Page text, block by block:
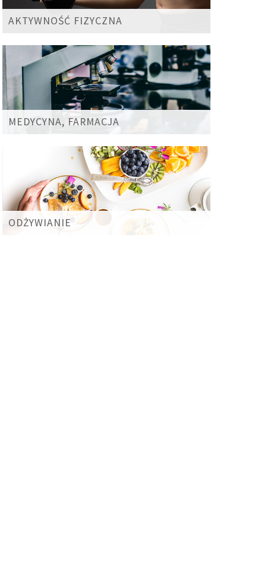
AKTYWNOŚĆ FIZYCZNA
MEDYCYNA, FARMACJA
ODŻYWIANIE